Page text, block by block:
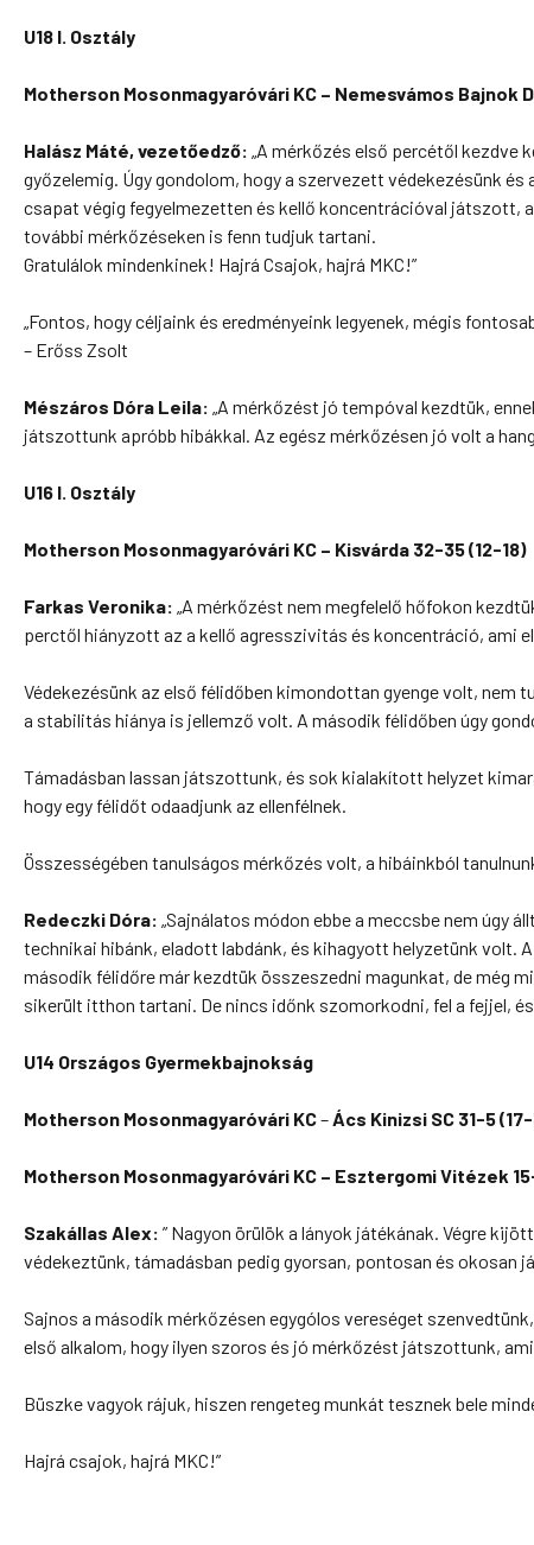
U18 I. Osztály
Motherson Mosonmagyaróvári KC – Nemesvámos Bajnok
Halász Máté, vezetőedző: „A mérkőzés első percétől
győzelemig. Úgy gondolom, hogy a szervezett védekezésünk
csapat végig fegyelmezetten és kellő koncentrációval játszott,
további mérkőzéseken is fenn tudjuk tartani.
Gratulálok mindenkinek! Hajrá Csajok, hajrá MKC!”
„Fontos, hogy céljaink és eredményeink legyenek, mégis
– Erőss Zsolt
Mészáros Dóra Leila: „A mérkőzést jó tempóval kezdtük,
játszottunk apróbb hibákkal. Az egész mérkőzésen jó volt a
U16 I. Osztály
Motherson Mosonmagyaróvári KC – Kisvárda 32-35 (12-18)
Farkas Veronika: „A mérkőzést nem megfelelő hőfokon
perctől hiányzott az a kellő agresszivitás és koncentráció, ami
Védekezésünk az első félidőben kimondottan gyenge volt, nem
a stabilitás hiánya is jellemző volt. A második félidőben úgy
Támadásban lassan játszottunk, és sok kialakított helyzet
hogy egy félidőt odaadjunk az ellenfélnek.
Összességében tanulságos mérkőzés volt, a hibáinkból
Redeczki Dóra: „Sajnálatos módon ebbe a meccsbe nem úgy
technikai hibánk, eladott labdánk, és kihagyott helyzetünk volt.
második félidőre már kezdtük összeszedni magunkat, de még
sikerült itthon tartani. De nincs időnk szomorkodni, fel a fejjel,
U14 Országos Gyermekbajnokság
Motherson Mosonmagyaróvári KC–Ács Kinizsi SC 31-5
Motherson Mosonmagyaróvári KC – Esztergomi Vitézek
Szakállas Alex: ” Nagyon örülök a lányok játékának. Végre
védekeztünk, támadásban pedig gyorsan, pontosan és
Sajnos a második mérkőzésen egygólos vereséget
első alkalom, hogy ilyen szoros és jó mérkőzést játszottunk,
Büszke vagyok rájuk, hiszen rengeteg munkát tesznek bele
Hajrá csajok, hajrá MKC!”